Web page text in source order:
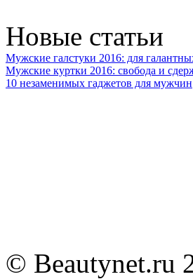
Новые статьи
Мужские галстуки 2016: для
Мужские куртки 2016: свобода и
10 незаменимых гаджетов для мужчин
© Beautynet.ru